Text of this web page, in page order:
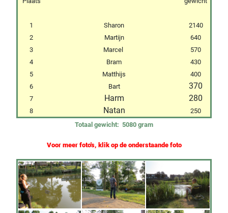
1 Sharon
2140
2
Martijn
640
3
Marcel
570
4
Bram
430
5
Matthijs
400
6
Bart 370
7 Harm 280
8 Natan
250
Totaal gewicht: 5080 gram
Voor meer foto's, klik op de onderstaande foto